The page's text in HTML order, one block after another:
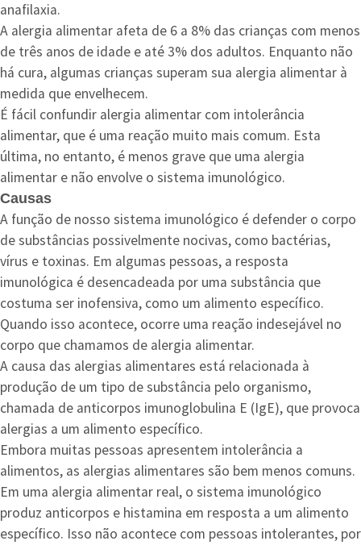
anafilaxia.
A alergia alimentar afeta de 6 a 8% das crianças com menos
de três anos de idade e até 3% dos adultos. Enquanto não
há cura, algumas crianças superam sua alergia alimentar à
medida que envelhecem.
É fácil confundir alergia alimentar com intolerância
alimentar, que é uma reação muito mais comum. Esta
última, no entanto, é menos grave que uma alergia
alimentar e não envolve o sistema imunológico.
Causas
A função de nosso sistema imunológico é defender o corpo
de substâncias possivelmente nocivas, como bactérias,
vírus e toxinas. Em algumas pessoas, a resposta
imunológica é desencadeada por uma substância que
costuma ser inofensiva, como um alimento específico.
Quando isso acontece, ocorre uma reação indesejável no
corpo que chamamos de alergia alimentar.
A causa das alergias alimentares está relacionada à
produção de um tipo de substância pelo organismo,
chamada de anticorpos imunoglobulina E (IgE), que provoca
alergias a um alimento específico.
Embora muitas pessoas apresentem intolerância a
alimentos, as alergias alimentares são bem menos comuns.
Em uma alergia alimentar real, o sistema imunológico
produz anticorpos e histamina em resposta a um alimento
específico. Isso não acontece com pessoas intolerantes, por